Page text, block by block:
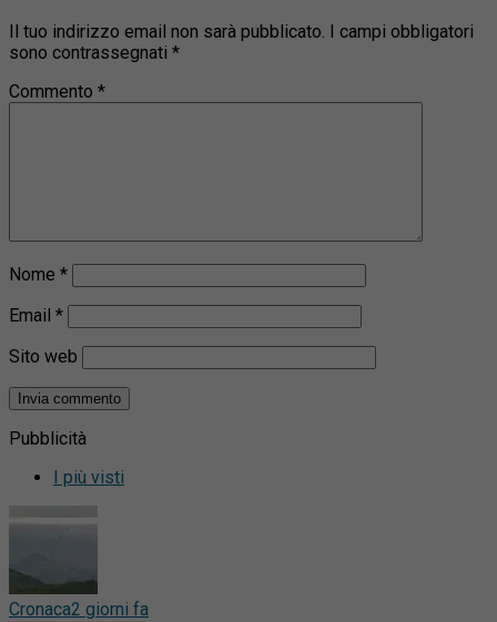
Il tuo indirizzo email non sarà pubblicato.
I campi obbligatori
sono contrassegnati *
Commento *
Nome *
Email *
Sito web
Pubblicità
I più visti
Cronaca2 giorni fa